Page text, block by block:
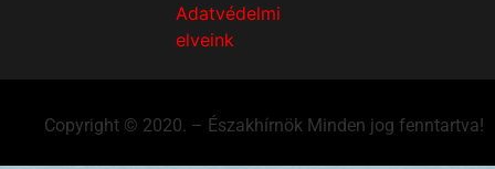
Adatvédelmi
elveink
Copyright © 2020. – Északhírnök Minden jog fenntartva!